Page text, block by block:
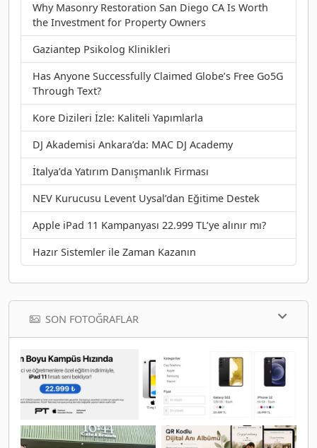
Why Masonry Restoration San Diego CA Is Worth
the Investment for Property Owners
Gaziantep Psikolog Klinikleri
Has Anyone Successfully Claimed Globe’s Free Go5G
Through Text?
Kore Dizileri İzle: Kaliteli Yapımlarla
DJ Akademisi Ankara’da: MAC DJ Academy
İtalya’da Yatırım Danışmanlık Firması
NEV Kurucusu Levent Uysal’dan Eğitime Destek
Apple iPad 11 Kampanyası 22.999 TL’ye alınır mı?
Hazır Sistemler ile Zaman Kazanın
SON FOTOĞRAFLAR